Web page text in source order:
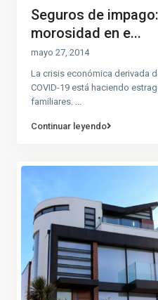
Seguros de
morosidad en e...
mayo 27, 2014
La crisis económica derivada
COVID-19 está haciendo
familiares.
Continuar leyendo